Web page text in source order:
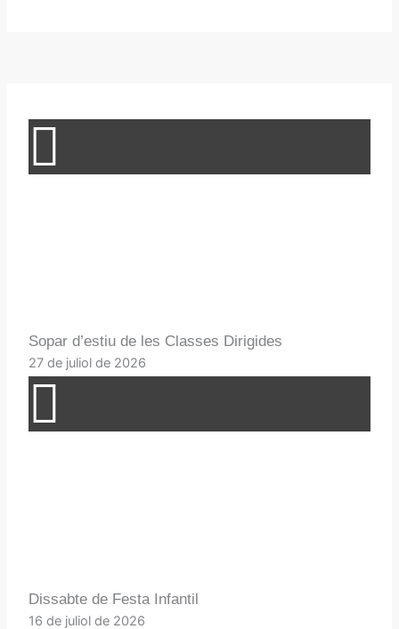
Sopar d’estiu de les Classes Dirigides
27 de juliol de 2026
Dissabte de Festa Infantil
16 de juliol de 2026